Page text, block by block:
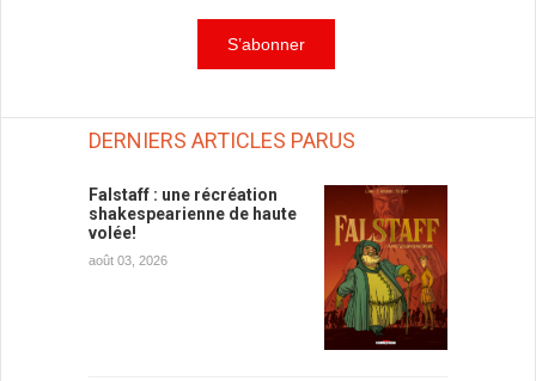
DERNIERS ARTICLES PARUS
Falstaff : une récréation
shakespearienne de haute
volée!
août 03, 2026